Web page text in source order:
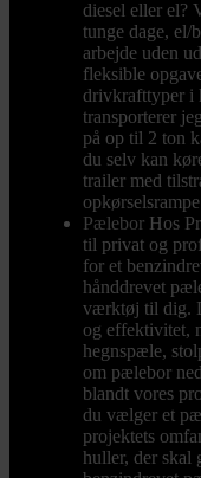
diesel eller el?
tunge dage, el/
arbejde uden
fleksible
drivkrafttyper i
transporterer
på op til 2 ton
du selv kan
trailer med
Pælebor Hos
til privat og
for et
hånddrevet
værktøj til dig.
og effektivitet,
hegnspæle,
om pælebor
blandt vores
du vælger et
projektets
huller, der skal